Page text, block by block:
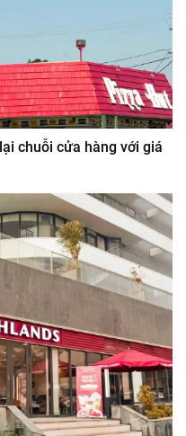
chuỗi cửa hàng với giá